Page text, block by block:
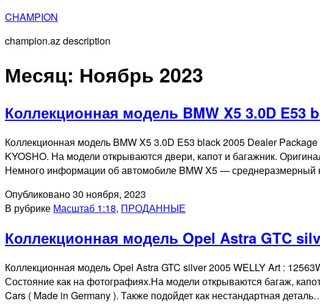
Перейти
содержимому
CHAMPION
champion.az description
Месяц: Ноябрь 2023
Коллекционная модель BMW X5 3.0D E53
Коллекционная модель BMW X5 3.0D E53 black 2005 Dealer
KYOSHO. На модели открываются двери, капот и багажник.
Немного информации об автомобиле BMW X5 — среднеразмерный
Опубликовано30 ноября, 2023
В рубрике Масштаб 1:18, ПРОДАННЫЕ
Коллекционная модель Opel Astra GTC
Коллекционная модель Opel Astra GTC silver 2005 WELLY Art :
Состояние как на фотографиях.На модели открываются багаж,
Cars ( Made in Germany ). Также подойдет как нестандартная